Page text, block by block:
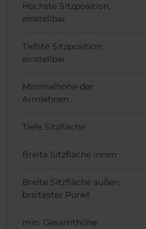
Höchste Sitzposition,
einstellbar
Tiefste Sitzposition,
einstellbar
Minimalhöhe der
Armlehnen
Tiefe Sitzfläche
Breite Sitzfläche innen
Breite Sitzfläche außen,
breitester Punkt
min. Gesamthöhe